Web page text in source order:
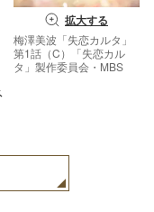
拡大する
梅澤美波「失恋カルタ」
第1話（C）「失恋カル
タ」製作委員会・MBS